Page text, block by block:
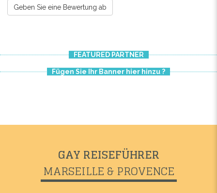
Geben Sie eine Bewertung ab
FEATURED PARTNER
Fügen Sie Ihr Banner hier hinzu ?
GAY REISEFÜHRER
MARSEILLE & PROVENCE